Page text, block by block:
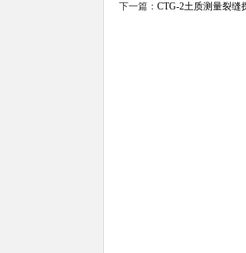
下一篇： CTG-2土质测量裂缝